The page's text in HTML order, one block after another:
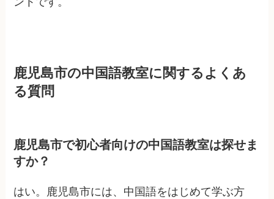
鹿児島市の中国語教室に関するよくあ
る質問
鹿児島市で初心者向けの中国語教室は探せま
すか？
はい。鹿児島市には、中国語をはじめて学ぶ方